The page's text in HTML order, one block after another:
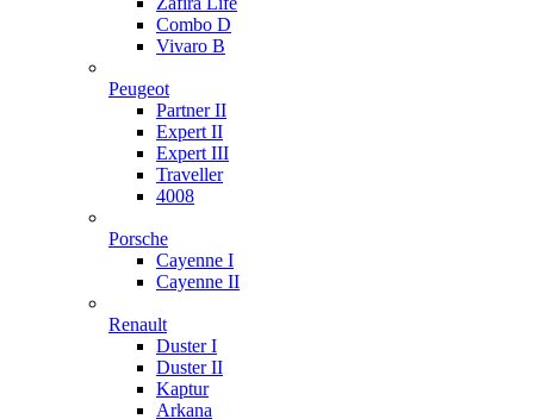
Combo D
Vivaro B
Peugeot
Partner II
Expert II
Expert III
Traveller
4008
Porsche
Cayenne I
Cayenne II
Renault
Duster I
Duster II
Kaptur
Arkana